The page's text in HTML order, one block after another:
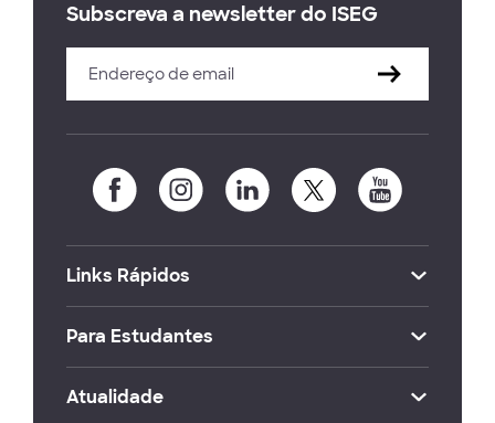
Subscreva a newsletter do ISEG
Links Rápidos
Para Estudantes
Atualidade